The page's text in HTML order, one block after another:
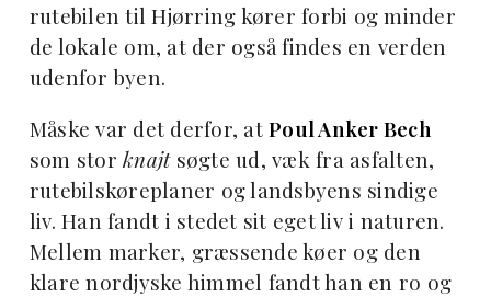
rutebilen til Hjørring kører forbi og minder
de lokale om, at der også findes en verden
udenfor byen.
Måske var det derfor, atPoul Anker Bech
som storknajtsøgte ud, væk fra asfalten,
rutebilskøreplaner og landsbyens sindige
liv. Han fandt i stedet sit eget liv i naturen.
Mellem marker, græssende køer og den
klare nordjyske himmel fandt han en ro og